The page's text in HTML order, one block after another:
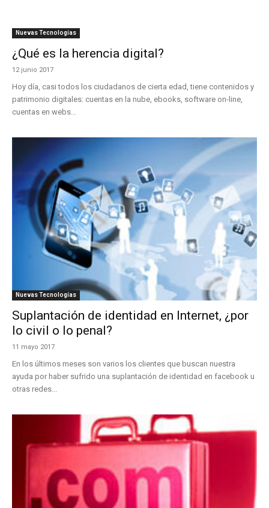
Nuevas Tecnologías
¿Qué es la herencia digital?
12 junio 2017
Hoy día, casi todos los ciudadanos de cierta edad, tiene contenidos y
patrimonio digitales: cuentas en la nube, ebooks, software on-line,
cuentas en webs...
Nuevas Tecnologías
Suplantación de identidad en Internet, ¿por
lo civil o lo penal?
11 mayo 2017
En los últimos meses son varios los clientes que buscan nuestra
ayuda por haber sufrido una suplantación de identidad en facebook u
otras redes...